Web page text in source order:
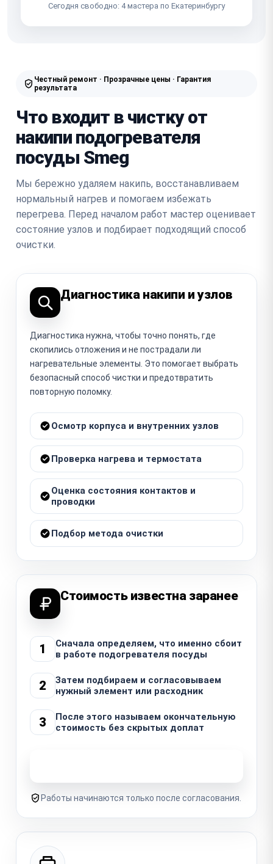
Сегодня свободно: 4 мастера по Екатеринбургу
Честный ремонт · Прозрачные цены · Гарантия
результата
Что входит в чистку от
накипи подогревателя
посуды Smeg
Мы бережно удаляем накипь, восстанавливаем
нормальный нагрев и помогаем избежать
перегрева. Перед началом работ мастер оценивает
состояние узлов и подбирает подходящий способ
очистки.
Диагностика накипи и узлов
Диагностика нужна, чтобы точно понять, где
скопились отложения и не пострадали ли
нагревательные элементы. Это помогает выбрать
безопасный способ чистки и предотвратить
повторную поломку.
Осмотр корпуса и внутренних узлов
Проверка нагрева и термостата
Оценка состояния контактов и
проводки
Подбор метода очистки
Стоимость известна заранее
1
Сначала определяем, что именно сбоит
в работе подогревателя посуды
2
Затем подбираем и согласовываем
нужный элемент или расходник
3
После этого называем окончательную
стоимость без скрытых доплат
Работы начинаются только после согласования.